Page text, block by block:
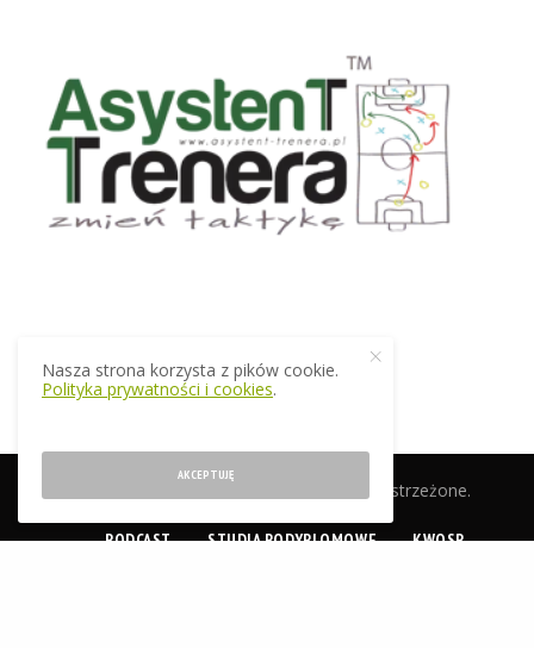
© 2019 EkstraTrener.pl. Wszelkie prawa zastrzeżone.
PODCAST STUDIA PODYPLOMOWE KWOSP
Nasza strona korzysta z pików cookie.
Polityka prywatności i cookies.
AKCEPTUJĘ